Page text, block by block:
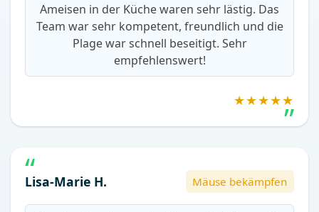
Ameisen in der Küche waren sehr lästig. Das
Team war sehr kompetent, freundlich und die
Plage war schnell beseitigt. Sehr
empfehlenswert!
★★★★★
Lisa-Marie H. Mäuse bekämpfen